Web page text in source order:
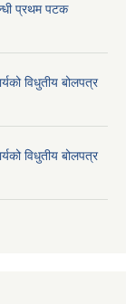
प्रथम पटक
विधुतीय बोलपत्र
विधुतीय बोलपत्र